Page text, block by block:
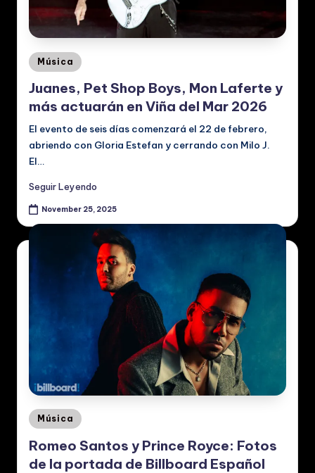
Posted
in
Música
Juanes, Pet Shop Boys, Mon Laferte y
más actuarán en Viña del Mar 2026
El evento de seis días comenzará el 22 de febrero,
abriendo con Gloria Estefan y cerrando con Milo J.
El…
Seguir Leyendo
November 25, 2025
Posted
Música
Romeo Santos y Prince Royce: Fotos
de la portada de Billboard Español